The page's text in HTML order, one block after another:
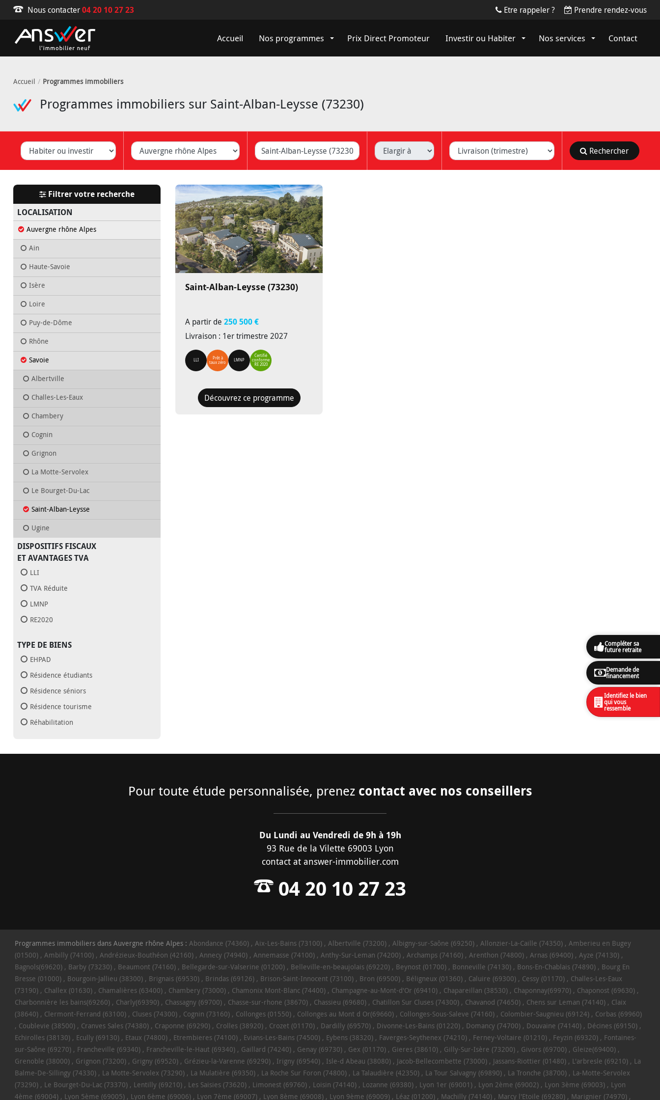
Nous contacter04 20 10 27 23 Etre rappeler ? Prendre rendez-vous
Accueil Nos programmes Prix Direct Promoteur Investir ou Habiter Nos services Contact
Accueil Programmes immobiliers
Programmes immobiliers sur Saint-Alban-Leysse (73230)
ou investir Département Ville (Lyon, Caluire, ...) Elargir à Livraison (trimestre) Rechercher
Filtrer votre recherche
LOCALISATION
Auvergne rhône Alpes
Ain
Haute-Savoie
Isère
Loire
Puy-de-Dôme
Rhône
Savoie
Albertville
Challes-Les-Eaux
Chambery
Cognin
Grignon
La Motte-Servolex
Le Bourget-Du-Lac
Saint-Alban-Leysse
Ugine
DISPOSITIFS FISCAUX
ET AVANTAGES TVA
LLI
TVA Réduite
LMNP
RE2020
TYPE DE BIENS
EHPAD
Résidence étudiants
Résidence séniors
Résidence tourisme
Réhabilitation
Saint-Alban-Leysse (73230)
A partir de 250 500 €
Livraison : 1er trimestre 2027
LLI
Prêt à
taux zéro
LMNP
Certifié
conforme
RE 2020
Découvrez ce programme
Pour toute étude personnalisée, prenez contact avec nos conseillers
Du Lundi au Vendredi de 9h à 19h
93 Rue de la Vilette 69003 Lyon
contact at answer-immobilier.com
04 20 10 27 23
Programmes immobiliers dans Auvergne rhône Alpes : Abondance (74360) Aix-Les-Bains (73100) Albertville (73200) Albigny-sur-Saône (69250) Allonzier-La-Caille (74350)
Amberieu en Bugey
(01500)
Ambilly (74100) Andrézieux-Bouthéon (42160) Annecy (74940) Annemasse (74100) Anthy-Sur-Leman (74200) Archamps (74160) Arenthon (74800) Arnas (69400)
Ayze (74130)
Bagnols(69620)
Barby (73230) Beaumont (74160) Bellegarde-sur-Valserine (01200) Belleville-en-beaujolais (69220) Beynost (01700) Bonneville (74130) Bons-En-Chablais (74890)
Bourg En
Bresse (01000)
Bourgoin-Jallieu (38300) Brignais (69530) Brindas (69126) Brison-Saint-Innocent (73100) Bron (69500) Béligneux (01360) Caluire (69300) Cessy (01170)
Challes-Les-Eaux
(73190)
Challex (01630) Chamalières (63400) Chambery (73000) Chamonix Mont-Blanc (74400) Champagne-au-Mont-d'Or (69410) Chapareillan (38530) Chaponnay(69970)
Chaponost (69630)
Charbonnière les bains(69260)
Charly(69390) Chassagny (69700) Chasse-sur-rhone (38670) Chassieu (69680) Chatillon Sur Cluses (74300) Chavanod (74650) Chens sur Leman (74140)
Claix
(38640)
Clermont-Ferrand (63100) Cluses (74300) Cognin (73160) Collonges (01550) Collonges au Mont d Or(69660) Collonges-Sous-Saleve (74160) Colombier-Saugnieu (69124)
Corbas (69960)
Coublevie (38500)
Cranves Sales (74380) Craponne (69290) Crolles (38920) Crozet (01170) Dardilly (69570) Divonne-Les-Bains (01220) Domancy (74700) Douvaine (74140)
Décines (69150)
Echirolles (38130)
Ecully (69130) Etaux (74800) Etrembieres (74100) Evians-Les-Bains (74500) Eybens (38320) Faverges-Seythenex (74210) Ferney-Voltaire (01210) Feyzin (69320)
Fontaines-
sur-Saône (69270)
Francheville (69340) Francheville-le-Haut (69340) Gaillard (74240) Genay (69730) Gex (01170) Gieres (38610) Gilly-Sur-Isère (73200) Givors (69700)
Gleize(69400)
Grenoble (38000)
Grignon (73200) Grigny (69520) Grézieu-la-Varenne (69290) Irigny (69540) Isle-d Abeau (38080) Jacob-Bellecombette (73000) Jassans-Riottier (01480) L'arbresle (69210)
La
Balme-De-Sillingy (74330)
La Motte-Servolex (73290) La Mulatière (69350) La Roche Sur Foron (74800) La Talaudière (42350) La Tour Salvagny (69890) La Tronche (38700)
La-Motte-Servolex
(73290)
Le Bourget-Du-Lac (73370) Lentilly (69210) Les Saisies (73620) Limonest (69760) Loisin (74140) Lozanne (69380) Lyon 1er (69001) Lyon 2ème (69002) Lyon 3ème (69003)
Lyon
4ème (69004)
Lyon 5ème (69005) Lyon 6ème (69006) Lyon 7ème (69007) Lyon 8ème (69008) Lyon 9ème (69009) Léaz (01200) Machilly (74140) Marcy l'Etoile (69280) Marignier (74970)
Compléter sa
future retraite
Demande de
financement
Identifiez le bien
qui vous
ressemble